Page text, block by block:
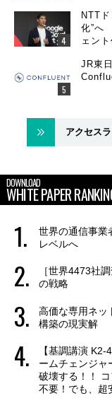
NTT
化”へ
ェント
JR東
アクセス
DOWNLOAD
WHITE PAPER
世界の通信事業
レベルへ
［世界4473社
の戦略
高価な専用ネッ
構築の現実解
【基調講演
ームチェンジャ
破壊する！！
不要！でも、